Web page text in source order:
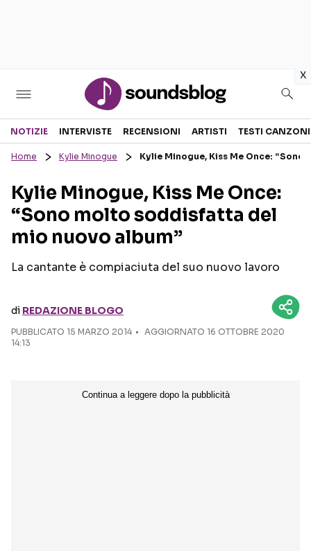
x
Sezioni
RECENSIONI MUSICALI
INTERVISTE
GOSSIP E CURIOSITÀ
TESTI CANZONI
TOUR ED EVENTI
TALENT SHOW
NOTIZIE INTERVISTE RECENSIONI ARTISTI TESTI CANZONI
Home Kylie Minogue Kylie Minogue, Kiss Me Once:
Kylie Minogue, Kiss Me Once:
“Sono molto soddisfatta del
mio nuovo album”
La cantante è compiaciuta del suo nuovo lavoro
di REDAZIONE BLOGO
PUBBLICATO 15 MARZO 2014
AGGIORNATO 16 OTTOBRE 2020
14:13